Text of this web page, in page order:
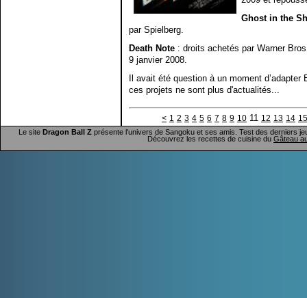
Ghost in the
par Spielberg.
Death Note : droits achetés par Warner
9 janvier 2008.
Il avait été question à un moment
ces projets ne sont plus d'actualités...
< 1 2 3 4 5 6 7 8 9 10 11 12 13 14 15
Le site Dragon Ball Zprésente l'univers de Sangoku et ses amis. Test des derniers
Découvrez les recettes de cuisine du Gâteau